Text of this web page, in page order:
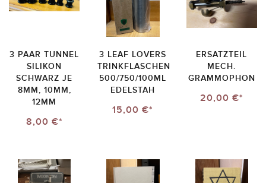
3 PAAR TUNNEL
SILIKON
SCHWARZ JE
8MM, 10MM,
12MM
8,00 €*
3 LEAF LOVERS
TRINKFLASCHEN
500/750/100ML
EDELSTAH
15,00 €*
ERSATZTEIL
MECH.
GRAMMOPHON
20,00 €*